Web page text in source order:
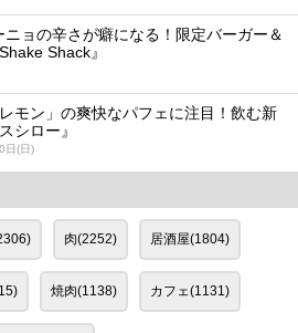
ョの辛さが癖になる！限定バーガー＆
Shack』
モン」の爽快なパフェに注目！飲む新
シロー』
日(日)
肉(2252) 居酒屋(1804)
焼肉(1138) カフェ(1131)